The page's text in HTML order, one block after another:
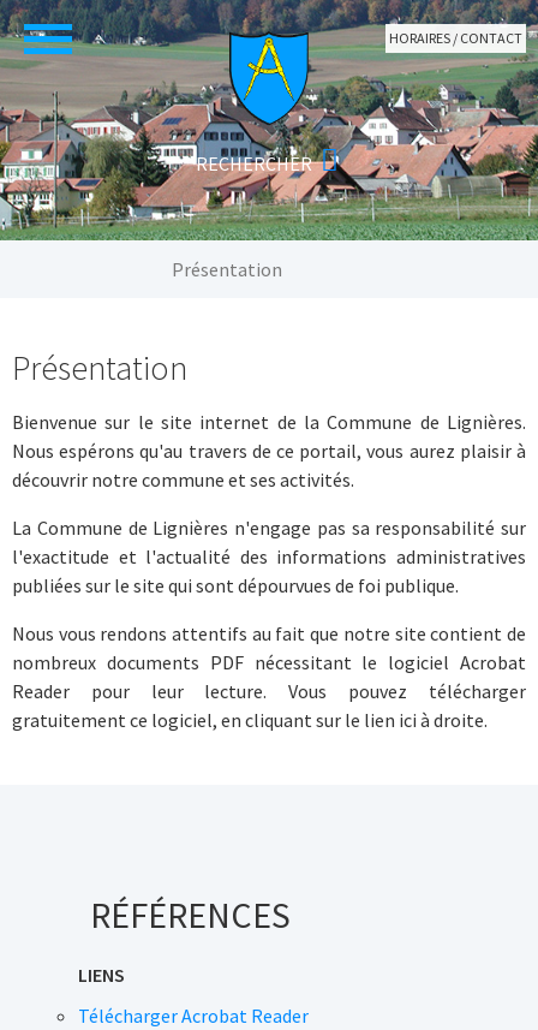
Aller au contenu principal
HORAIRES / CONTACT
Présentation
Présentation
Bienvenue sur le site internet de la Commune de Lignières.
Nous espérons qu'au travers de ce portail, vous aurez plaisir à
découvrir notre commune et ses activités.
La Commune de Lignières n'engage pas sa responsabilité sur
l'exactitude et l'actualité des informations administratives
publiées sur le site qui sont dépourvues de foi publique.
Nous vous rendons attentifs au fait que notre site contient de
nombreux documents PDF nécessitant le logiciel Acrobat
Reader pour leur lecture. Vous pouvez télécharger
gratuitement ce logiciel, en cliquant sur le lien ici à droite.
RÉFÉRENCES
LIENS
Télécharger Acrobat Reader